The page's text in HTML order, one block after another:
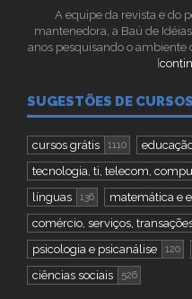
A equipe da revista e do
mantenedora, a Baú de
anos pesquisando o ambiente
[
SUGESTÕES DE CURSOS
cursos grátis 1110
tecnologia, ti, telecom,
línguas 136 matemática e
comércio, serviços,
psicologia e psicanálise
120
ciências sociais
526